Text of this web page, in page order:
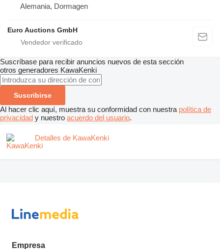
Alemania, Dormagen
Euro Auctions GmbH
Suscríbase para recibir anuncios nuevos de esta sección
otros generadores KawaKenki
Suscribirse
Al hacer clic aquí, muestra su conformidad con nuestra política de
privacidad y nuestro acuerdo del usuario.
Detalles de KawaKenki
Empresa